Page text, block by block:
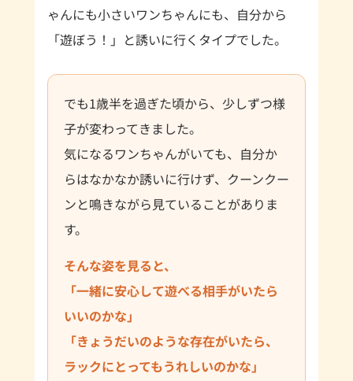
ゃんにも小さいワンちゃんにも、自分から
「遊ぼう！」と誘いに行くタイプでした。
でも1歳半を過ぎた頃から、少しずつ様
子が変わってきました。
気になるワンちゃんがいても、自分か
らはなかなか誘いに行けず、クーンクー
ンと鳴きながら見ていることがありま
す。
そんな姿を見ると、
「一緒に安心して遊べる相手がいたら
いいのかな」
「きょうだいのような存在がいたら、
ラックにとってもうれしいのかな」